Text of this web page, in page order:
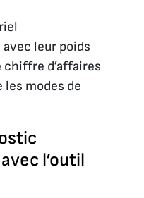
leur poids
chiffre d’affaires
les modes de
l’outil